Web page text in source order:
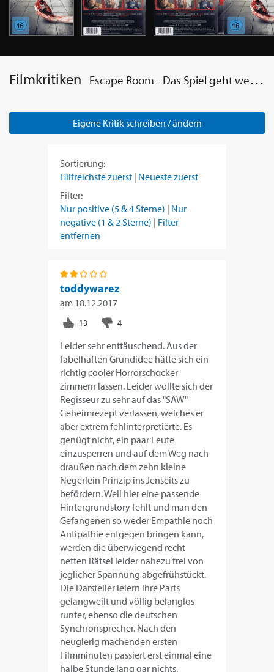
Filmkritiken Escape Room - Das Spiel geht weiter
Eigene Kritik schreiben / ändern
Sortierung:
Hilfreichste zuerst | Neueste zuerst
Filter:
Nur positive (5 & 4 Sterne) | Nur
negative (1 & 2 Sterne) | Filter
entfernen
toddywarez
am 18.12.2017
Leider sehr enttäuschend. Aus der
fabelhaften Grundidee hätte sich ein
richtig cooler Horrorschocker
zimmern lassen. Leider wollte sich der
Regisseur zu sehr auf das "SAW"
Geheimrezept verlassen, welches er
aber extrem fehlinterpretierte. Es
genügt nicht, ein paar Leute
einzusperren und auf dem Weg nach
draußen nach dem zehn kleine
Negerlein Prinzip ins Jenseits zu
befördern. Weil hier eine passende
Hintergrundstory fehlt und man den
Gefangenen so weder Empathie noch
Antipathie entgegen bringen kann,
werden die überwiegend recht
netten Rätsel leider nahezu frei von
jeglicher Spannung abgefrühstückt.
Die Darsteller leiern ihre Parts
gelangweilt und völlig belanglos
runter, ebenso die deutschen
Synchronsprecher. Nach den
neugierig machenden ersten
Filmminuten passiert erst einmal eine
halbe Stunde lang gar nichts.